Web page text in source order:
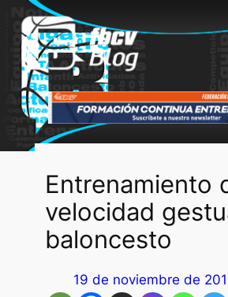
Saltar
contenido
Entrenamiento
velocidad
baloncesto
19 de noviembre de